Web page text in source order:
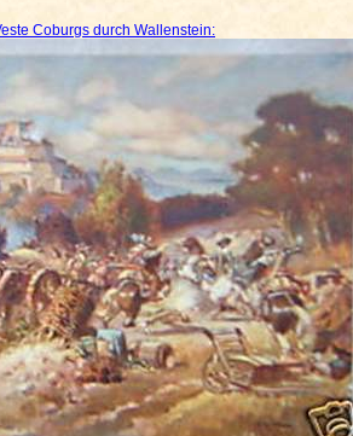
Coburgs durch Wallenstein: